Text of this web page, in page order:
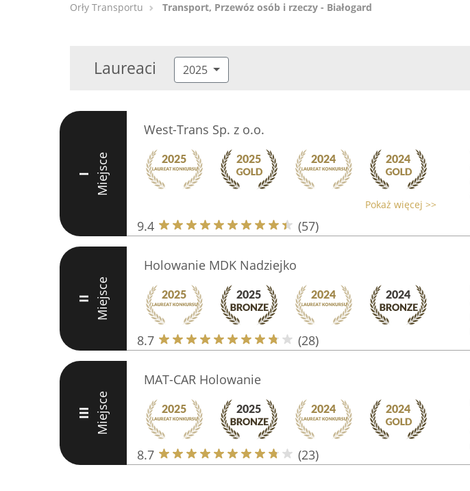
Orły Transportu Transport, Przewóz osób i rzeczy - Białogard
Laureaci 2025
I Miejsce
West-Trans Sp. z o.o.
Pokaż więcej >>
9.4 (57)
II Miejsce
Holowanie MDK Nadziejko
8.7 (28)
III Miejsce
MAT-CAR Holowanie
8.7 (23)